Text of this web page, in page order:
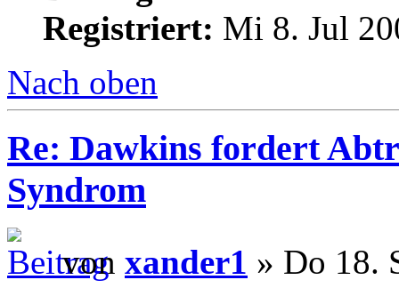
Registriert: Mi 8. Jul
Nach oben
Re: Dawkins fordert
Syndrom
von xander1 » Do 18.